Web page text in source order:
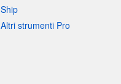
Ship
Altri strumenti Pro